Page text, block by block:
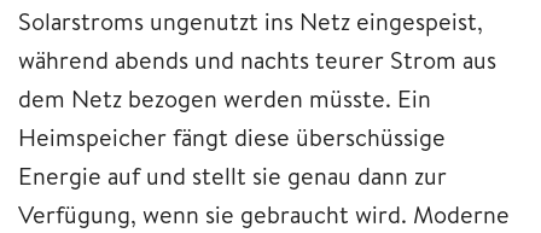
Solarstroms ungenutzt ins Netz eingespeist,
während abends und nachts teurer Strom aus
dem Netz bezogen werden müsste. Ein
Heimspeicher fängt diese überschüssige
Energie auf und stellt sie genau dann zur
Verfügung, wenn sie gebraucht wird. Moderne